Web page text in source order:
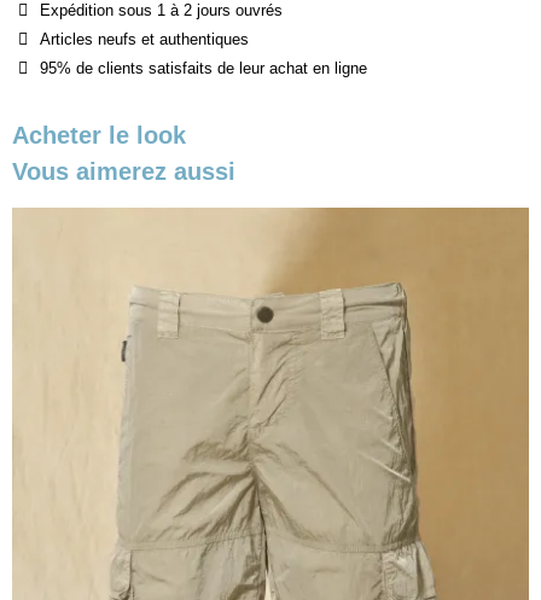
Expédition sous 1 à 2 jours ouvrés
Articles neufs et authentiques
95% de clients satisfaits de leur achat en ligne
Acheter le look
Vous aimerez aussi